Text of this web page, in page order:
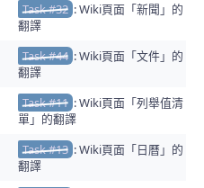
Task #32 : Wiki頁面「新聞」的
翻譯
Task #44 : Wiki頁面「文件」的
翻譯
Task #11 : Wiki頁面「列舉值清
單」的翻譯
Task #13 : Wiki頁面「日曆」的
翻譯